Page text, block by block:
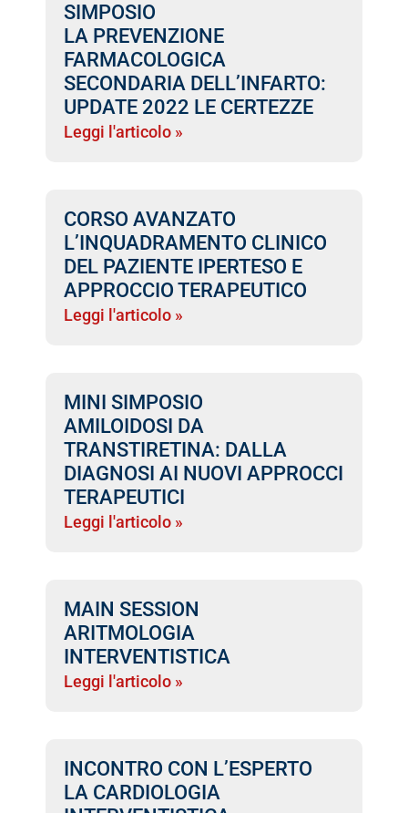
SIMPOSIO
LA PREVENZIONE
FARMACOLOGICA
SECONDARIA DELL’INFARTO:
UPDATE 2022 LE CERTEZZE
Leggi l'articolo »
CORSO AVANZATO
L’INQUADRAMENTO CLINICO
DEL PAZIENTE IPERTESO E
APPROCCIO TERAPEUTICO
Leggi l'articolo »
MINI SIMPOSIO
AMILOIDOSI DA
TRANSTIRETINA: DALLA
DIAGNOSI AI NUOVI APPROCCI
TERAPEUTICI
Leggi l'articolo »
MAIN SESSION
ARITMOLOGIA
INTERVENTISTICA
Leggi l'articolo »
INCONTRO CON L’ESPERTO
LA CARDIOLOGIA